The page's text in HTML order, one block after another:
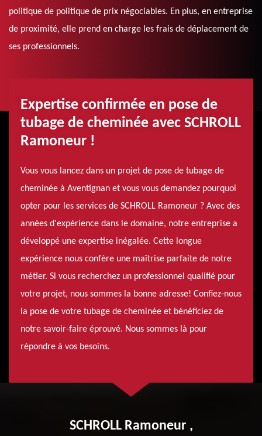
politique de politique de prix négociables. En plus, en entreprise
de proximité, elle prend en charge les frais de déplacement de
ses professionnels.
Expertise confirmée en pose de
tubage de cheminée avec SCHROLL
Ramoneur !
Vous vous lancez dans un projet de pose de tubage de
cheminée à Aventignan et vous vous demandez pourquoi
opter pour les services de SCHROLL Ramoneur ? Avec des
années d'expérience dans le domaine, notre entreprise a
développé une expertise inégalée. Cette longue
expérience nous confère une maîtrise parfaite de notre
métier. Si vous recherchez un professionnel qualifié pour
votre projet, nous sommes la bonne adresse! Confiez-nous
la pose de votre tubage de cheminée et bénéficiez de
notre savoir-faire éprouvé. Nous sommes là pour
répondre à vos besoins.
SCHROLL Ramoneur ,